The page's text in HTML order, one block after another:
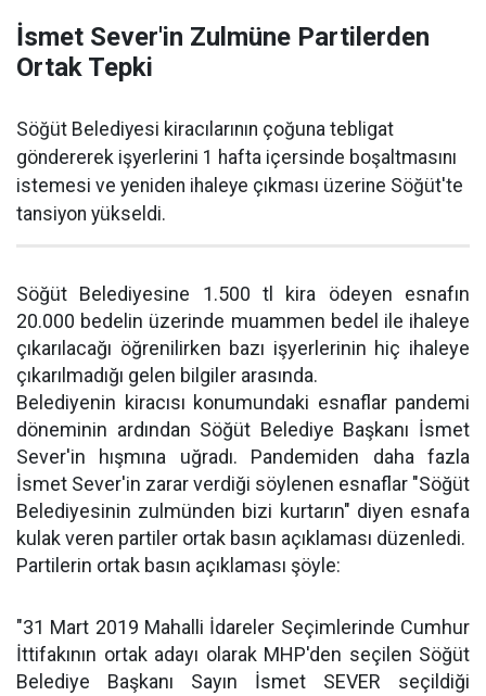
İsmet Sever'in Zulmüne Partilerden
Ortak Tepki
Söğüt Belediyesi kiracılarının çoğuna tebligat
göndererek işyerlerini 1 hafta içersinde boşaltmasını
istemesi ve yeniden ihaleye çıkması üzerine Söğüt'te
tansiyon yükseldi.
Söğüt Belediyesine 1.500 tl kira ödeyen esnafın
20.000 bedelin üzerinde muammen bedel ile ihaleye
çıkarılacağı öğrenilirken bazı işyerlerinin hiç ihaleye
çıkarılmadığı gelen bilgiler arasında.
Belediyenin kiracısı konumundaki esnaflar pandemi
döneminin ardından Söğüt Belediye Başkanı İsmet
Sever'in hışmına uğradı. Pandemiden daha fazla
İsmet Sever'in zarar verdiği söylenen esnaflar "Söğüt
Belediyesinin zulmünden bizi kurtarın" diyen esnafa
kulak veren partiler ortak basın açıklaması düzenledi.
Partilerin ortak basın açıklaması şöyle:
"31 Mart 2019 Mahalli İdareler Seçimlerinde Cumhur
İttifakının ortak adayı olarak MHP'den seçilen Söğüt
Belediye Başkanı Sayın İsmet SEVER seçildiği